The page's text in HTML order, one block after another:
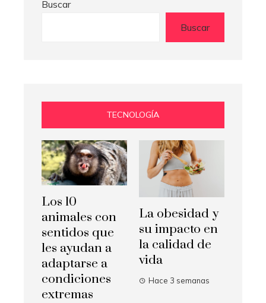
Buscar
Buscar
TECNOLOGÍA
Los 10
animales con
sentidos que
les ayudan a
adaptarse a
condiciones
extremas
La obesidad y
su impacto en
la calidad de
vida
Hace 3 semanas